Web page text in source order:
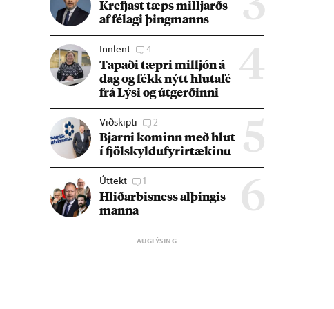
Krefjast tæps millj­arðs
af fé­lagi þing­manns
4
Innlent 4
Tap­aði tæpri millj­ón á
dag og fékk nýtt hluta­fé
frá Lýsi og út­gerð­inni
5
Viðskipti 2
Bjarni kom­inn með hlut
í fjöl­skyldu­fyr­ir­tæk­inu
6
Úttekt 1
Hlið­ar­bis­ness al­þing­is­
manna